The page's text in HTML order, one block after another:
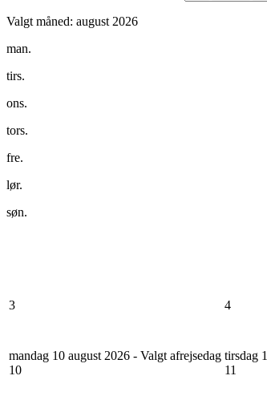
Valgt måned: august 2026
man.
tirs.
ons.
tors.
fre.
lør.
søn.
3 4
mandag 10 august 2026 - Valgt afrejsedag
10
tirsdag
11